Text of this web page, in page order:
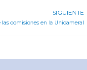
SIGUIENTE
comisiones en la Unicameral